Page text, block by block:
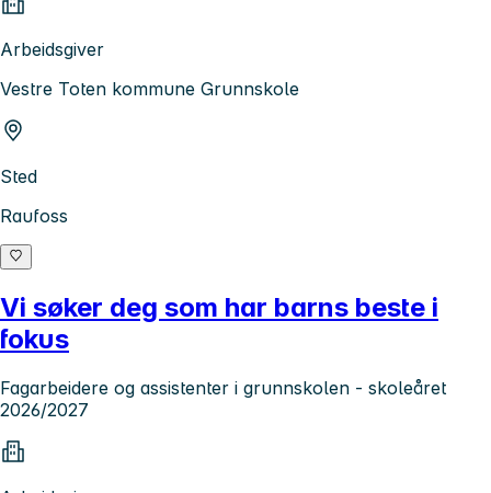
Arbeidsgiver
Vestre Toten kommune Grunnskole
Sted
Raufoss
Vi søker deg som har barns beste i
fokus
Fagarbeidere og assistenter i grunnskolen - skoleåret
2026/2027